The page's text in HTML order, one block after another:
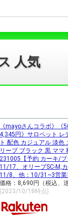
人気
《mayoさんコラボ》《
4,345円》サロペット レ
ト 配色 カジュアル 淡色
リーブ ブラック 黒 ママ
231005【予約 カーキ/ブ
11/17、オリーブSC-M,
11/8、他：10/31~3営業
価格：8,690円（税込、
(2023/10/18時点)